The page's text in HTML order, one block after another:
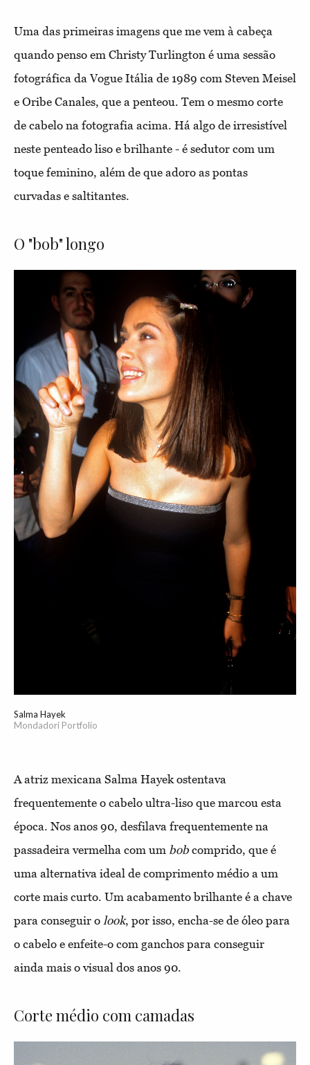
Uma das primeiras imagens que me vem à cabeça
quando penso em Christy Turlington é uma sessão
fotográfica da Vogue Itália de 1989 com Steven Meisel
e Oribe Canales, que a penteou. Tem o mesmo corte
de cabelo na fotografia acima. Há algo de irresistível
neste penteado liso e brilhante - é sedutor com um
toque feminino, além de que adoro as pontas
curvadas e saltitantes.
O "bob" longo
Salma Hayek
Mondadori Portfolio
A atriz mexicana Salma Hayek ostentava
frequentemente o cabelo ultra-liso que marcou esta
época. Nos anos 90, desfilava frequentemente na
passadeira vermelha com um bob comprido, que é
uma alternativa ideal de comprimento médio a um
corte mais curto. Um acabamento brilhante é a chave
para conseguir o look, por isso, encha-se de óleo para
o cabelo e enfeite-o com ganchos para conseguir
ainda mais o visual dos anos 90.
Corte médio com camadas